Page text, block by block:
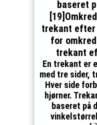
baseret
trekant efter
for
trekant
En trekant er
med tre sider,
Hver side
hjørner.
baseret på